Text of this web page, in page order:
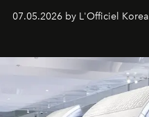
07.05.2026 by L'Officiel Korea